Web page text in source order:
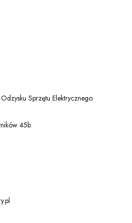
Sprzętu Elektrycznego
45b